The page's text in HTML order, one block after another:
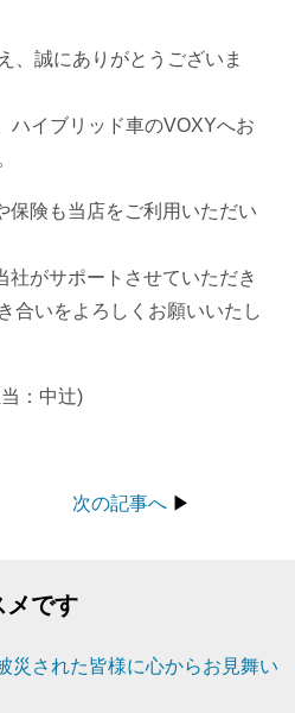
、誠にありがとうございま
ハイブリッド車のVOXYへお
保険も当店をご利用いただい
社がサポートさせていただき
合いをよろしくお願いいたし
：中辻)
次の記事へ ▶
メです
災された皆様に心からお見舞い